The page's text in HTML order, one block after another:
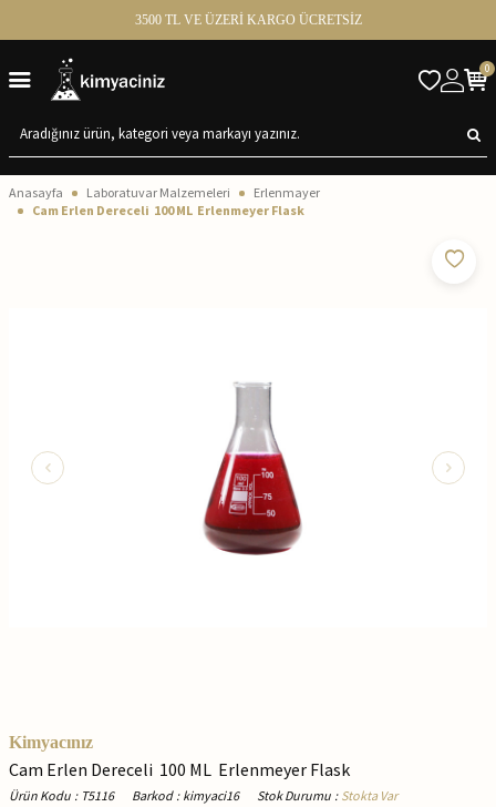
3500 TL VE ÜZERİ KARGO ÜCRETSİZ
0
Anasayfa Laboratuvar Malzemeleri
Erlenmayer
Cam Erlen Dereceli 100 ML Erlenmeyer Flask
Kimyacınız
Cam Erlen Dereceli 100 ML Erlenmeyer Flask
Ürün Kodu : T5116 Barkod : kimyaci16 Stok Durumu : Stokta Var